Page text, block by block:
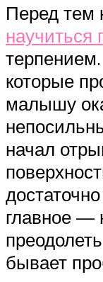
Перед тем
научиться
которые
малышу
начал
главное —
бывает